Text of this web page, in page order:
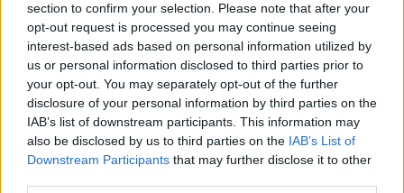
section to confirm your selection. Please note that after your
opt-out request is processed you may continue seeing
interest-based ads based on personal information utilized by
us or personal information disclosed to third parties prior to
your opt-out. You may separately opt-out of the further
disclosure of your personal information by third parties on the
IAB’s list of downstream participants. This information may
also be disclosed by us to third parties on the IAB’s List of
Downstream Participants that may further disclose it to other